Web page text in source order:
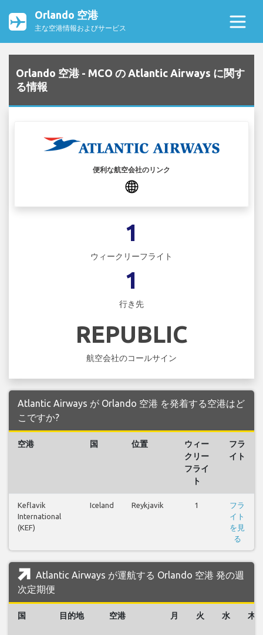
Orlando 空港
主な空港情報およびサービス
Orlando 空港 - MCO の Atlantic Airways に関す
る情報
便利な航空会社のリンク
1
ウィークリーフライト
1
行き先
REPUBLIC
航空会社のコールサイン
Atlantic Airways が Orlando 空港 を発着する空港はど
こですか?
空港 国 位置
ウィー
クリー
フライ
ト
フラ
イト
Keflavik
International
(KEF)
Iceland Reykjavik 1
フラ
イト
を見
る
Atlantic Airways が運航する Orlando 空港 発の週
次定期便
国 目的地 空港 月 火 水 木